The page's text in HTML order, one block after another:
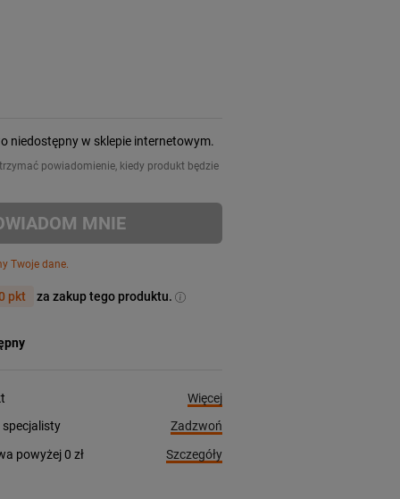
niedostępny w sklepie internetowym.
powiadomienie, kiedy produkt będzie
MNIE
Twoje dane.
pkt za zakup tego produktu.
Więcej
Zadzwoń
powyżej 0 zł
Szczegóły